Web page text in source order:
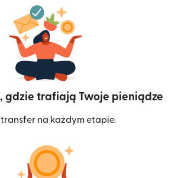
gdzie trafiają Twoje pieniądze
transfer na każdym etapie.